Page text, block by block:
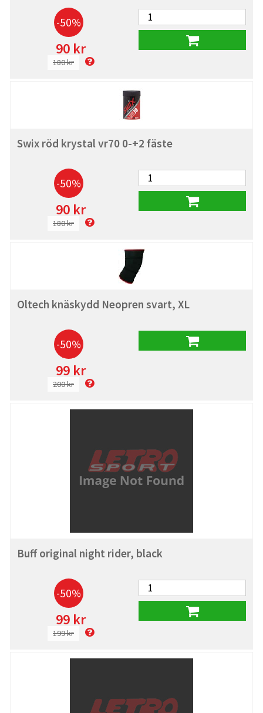
-50%
90 kr
180 kr
Swix röd krystal vr70 0-+2 fäste
-50%
90 kr
180 kr
Oltech knäskydd Neopren svart, XL
-50%
99 kr
200 kr
Buff original night rider, black
-50%
99 kr
199 kr